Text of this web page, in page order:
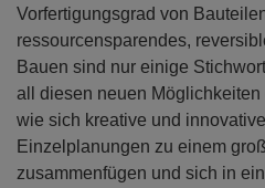
Vorfertigungsgrad von
ressourcensparendes,
Bauen sind nur einige
all diesen neuen
wie sich kreative und
Einzelplanungen zu einem
zusammenfügen und sich in